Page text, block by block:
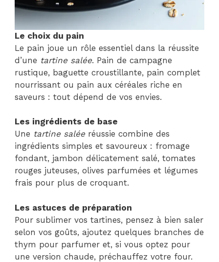
Le choix du pain
Le pain joue un rôle essentiel dans la réussite
d’une tartine salée. Pain de campagne
rustique, baguette croustillante, pain complet
nourrissant ou pain aux céréales riche en
saveurs : tout dépend de vos envies.
Les ingrédients de base
Une tartine salée réussie combine des
ingrédients simples et savoureux : fromage
fondant, jambon délicatement salé, tomates
rouges juteuses, olives parfumées et légumes
frais pour plus de croquant.
Les astuces de préparation
Pour sublimer vos tartines, pensez à bien saler
selon vos goûts, ajoutez quelques branches de
thym pour parfumer et, si vous optez pour
une version chaude, préchauffez votre four.